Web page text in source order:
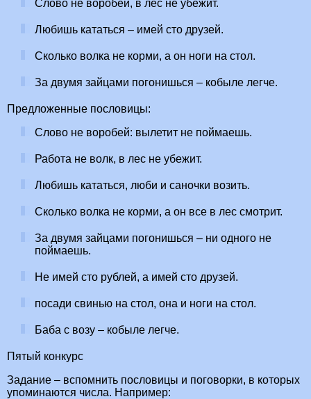
Слово не воробей, в лес не убежит.
Любишь кататься – имей сто друзей.
Сколько волка не корми, а он ноги на стол.
За двумя зайцами погонишься – кобыле легче.
Предложенные пословицы:
Слово не воробей: вылетит не поймаешь.
Работа не волк, в лес не убежит.
Любишь кататься, люби и саночки возить.
Сколько волка не корми, а он все в лес смотрит.
За двумя зайцами погонишься – ни одного не
поймаешь.
Не имей сто рублей, а имей сто друзей.
посади свинью на стол, она и ноги на стол.
Баба с возу – кобыле легче.
Пятый конкурс
Задание – вспомнить пословицы и поговорки, в которых
упоминаются числа. Например: